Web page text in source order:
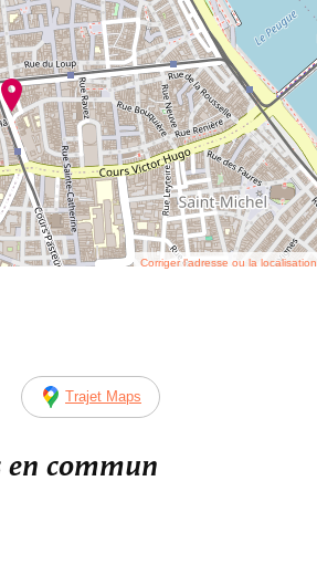
Corriger l’adresse ou la localisation
Trajet Maps
commun